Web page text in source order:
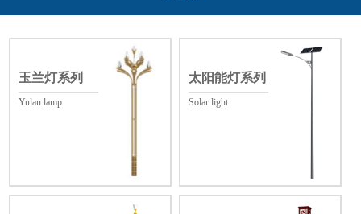
玉兰灯系列
Yulan lamp
太阳能灯系列
Solar light